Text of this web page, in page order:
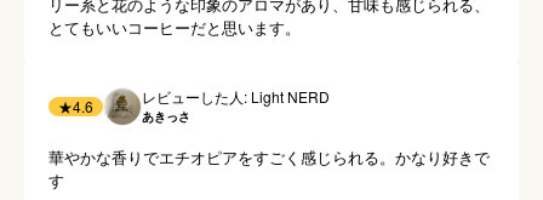
とてもいいコーヒーだと思います。
★4.6 レビューした人: Light NERD
あきっさ
華やかな香りでエチオピアをすごく感じられる。かなり好きで
す